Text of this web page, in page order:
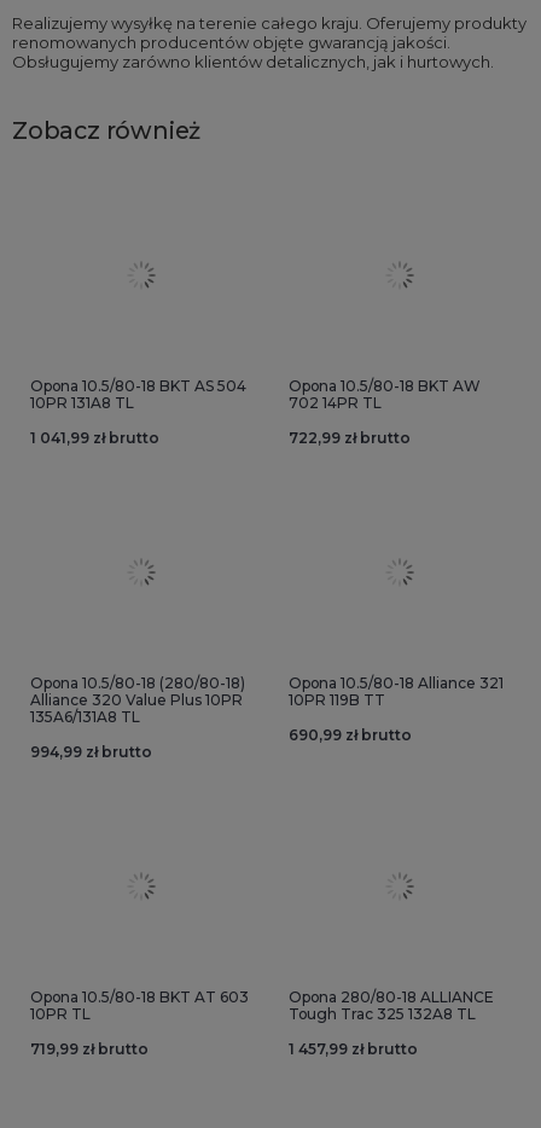
Realizujemy wysyłkę na terenie całego kraju. Oferujemy produkty
renomowanych producentów objęte gwarancją jakości.
Obsługujemy zarówno klientów detalicznych, jak i hurtowych.
Zobacz również
Opona 10.5/80-18 BKT AS 504
10PR 131A8 TL
1 041,99 zł brutto
Opona 10.5/80-18 BKT AW
702 14PR TL
722,99 zł brutto
Opona 10.5/80-18 (280/80-18)
Alliance 320 Value Plus 10PR
135A6/131A8 TL
994,99 zł brutto
Opona 10.5/80-18 Alliance 321
10PR 119B TT
690,99 zł brutto
Opona 10.5/80-18 BKT AT 603
10PR TL
719,99 zł brutto
Opona 280/80-18 ALLIANCE
Tough Trac 325 132A8 TL
1 457,99 zł brutto